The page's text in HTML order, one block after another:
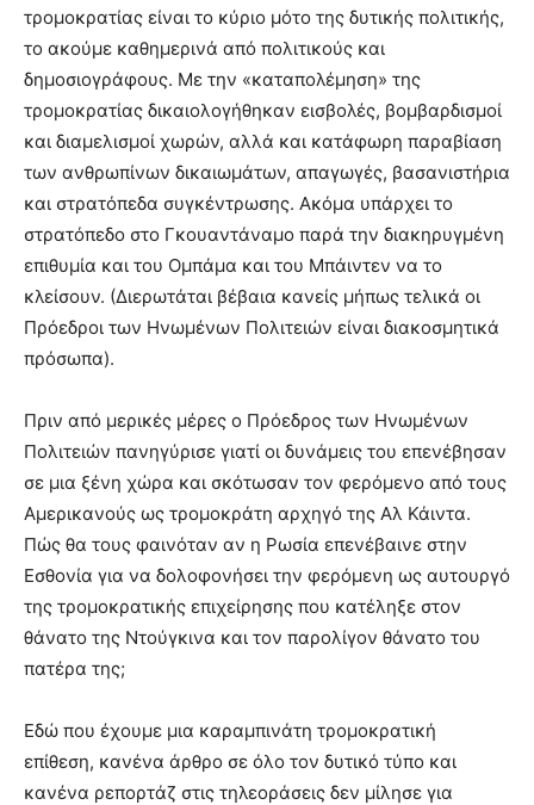
τρομοκρατίας είναι το κύριο μότο της δυτικής πολιτικής,
το ακούμε καθημερινά από πολιτικούς και
δημοσιογράφους. Με την «καταπολέμηση» της
τρομοκρατίας δικαιολογήθηκαν εισβολές, βομβαρδισμοί
και διαμελισμοί χωρών, αλλά και κατάφωρη παραβίαση
των ανθρωπίνων δικαιωμάτων, απαγωγές, βασανιστήρια
και στρατόπεδα συγκέντρωσης. Ακόμα υπάρχει το
στρατόπεδο στο Γκουαντάναμο παρά την διακηρυγμένη
επιθυμία και του Ομπάμα και του Μπάιντεν να το
κλείσουν. (Διερωτάται βέβαια κανείς μήπως τελικά οι
Πρόεδροι των Ηνωμένων Πολιτειών είναι διακοσμητικά
πρόσωπα).
Πριν από μερικές μέρες ο Πρόεδρος των Ηνωμένων
Πολιτειών πανηγύρισε γιατί οι δυνάμεις του επενέβησαν
σε μια ξένη χώρα και σκότωσαν τον φερόμενο από τους
Αμερικανούς ως τρομοκράτη αρχηγό της Αλ Κάιντα.
Πώς θα τους φαινόταν αν η Ρωσία επενέβαινε στην
Εσθονία για να δολοφονήσει την φερόμενη ως αυτουργό
της τρομοκρατικής επιχείρησης που κατέληξε στον
θάνατο της Ντούγκινα και τον παρολίγον θάνατο του
πατέρα της;
Εδώ που έχουμε μια καραμπινάτη τρομοκρατική
επίθεση, κανένα άρθρο σε όλο τον δυτικό τύπο και
κανένα ρεπορτάζ στις τηλεοράσεις δεν μίλησε για